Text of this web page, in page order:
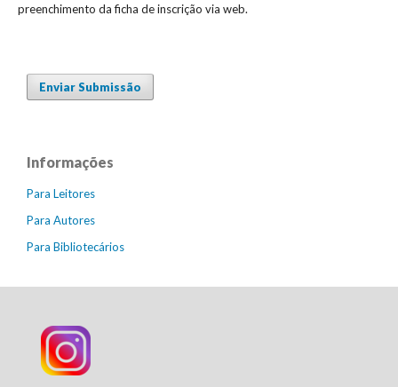
preenchimento da ficha de inscrição via web.
Enviar Submissão
Informações
Para Leitores
Para Autores
Para Bibliotecários